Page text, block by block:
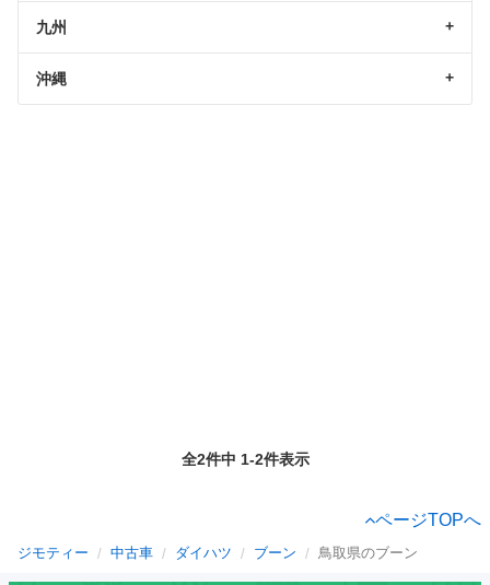
九州
沖縄
全2件中 1-2件表示
ページTOPへ
ジモティー 中古車 ダイハツ ブーン 鳥取県のブーン